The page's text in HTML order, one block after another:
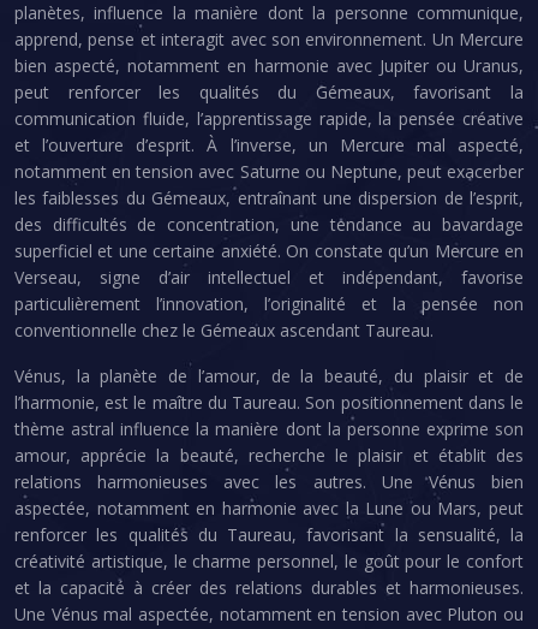
planètes, influence la manière dont la personne communique,
apprend, pense et interagit avec son environnement. Un Mercure
bien aspecté, notamment en harmonie avec Jupiter ou Uranus,
peut renforcer les qualités du Gémeaux, favorisant la
communication fluide, l’apprentissage rapide, la pensée créative
et l’ouverture d’esprit. À l’inverse, un Mercure mal aspecté,
notamment en tension avec Saturne ou Neptune, peut exacerber
les faiblesses du Gémeaux, entraînant une dispersion de l’esprit,
des difficultés de concentration, une tendance au bavardage
superficiel et une certaine anxiété. On constate qu’un Mercure en
Verseau, signe d’air intellectuel et indépendant, favorise
particulièrement l’innovation, l’originalité et la pensée non
conventionnelle chez le Gémeaux ascendant Taureau.
Vénus, la planète de l’amour, de la beauté, du plaisir et de
l’harmonie, est le maître du Taureau. Son positionnement dans le
thème astral influence la manière dont la personne exprime son
amour, apprécie la beauté, recherche le plaisir et établit des
relations harmonieuses avec les autres. Une Vénus bien
aspectée, notamment en harmonie avec la Lune ou Mars, peut
renforcer les qualités du Taureau, favorisant la sensualité, la
créativité artistique, le charme personnel, le goût pour le confort
et la capacité à créer des relations durables et harmonieuses.
Une Vénus mal aspectée, notamment en tension avec Pluton ou